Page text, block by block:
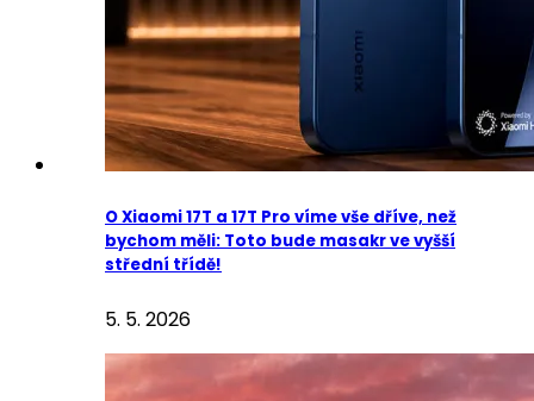
O Xiaomi 17T a 17T Pro víme vše dříve, než
bychom měli: Toto bude masakr ve vyšší
střední třídě!
5. 5. 2026